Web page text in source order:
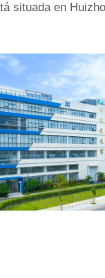
situada en